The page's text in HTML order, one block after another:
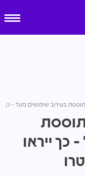
בעירוב שימושים מעל - כך
כך ייראו